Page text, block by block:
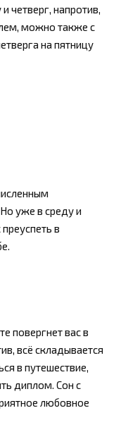
четверг, напротив,
можно также с
на пятницу
уже в среду и
в
повергнет вас в
всё складывается
в путешествие,
диплом. Сон с
любовное